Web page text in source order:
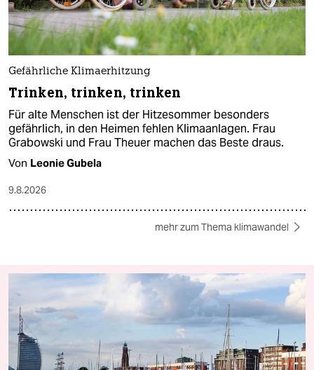
Gefährliche Klimaerhitzung
Trinken, trinken, trinken
Für alte Menschen ist der Hitzesommer besonders
gefährlich, in den Heimen fehlen Klimaanlagen. Frau
Grabowski und Frau Theuer machen das Beste draus.
Von Leonie Gubela
9.8.2026
mehr zum Thema klimawandel